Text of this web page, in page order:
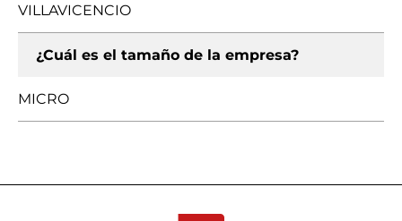
VILLAVICENCIO
¿Cuál es el tamaño de la empresa?
MICRO